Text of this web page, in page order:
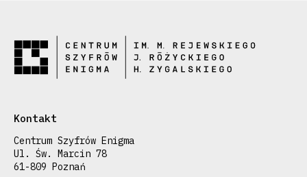
Kontakt
Centrum Szyfrów Enigma
Ul. Św. Marcin 78
61-809 Poznań